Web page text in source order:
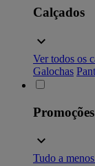
Calçados
Ver todos os
Galochas
Tudo a